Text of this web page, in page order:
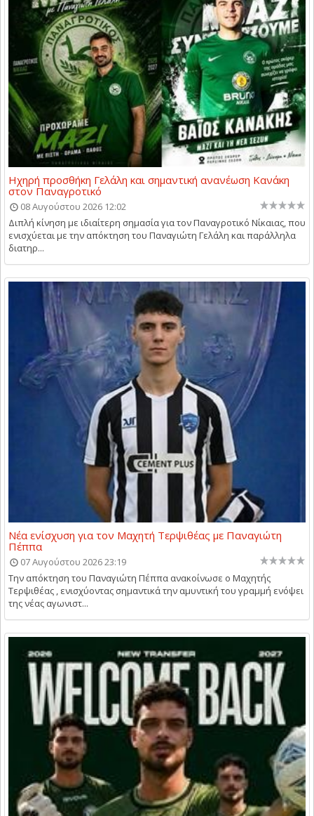
Ηχηρή προσθήκη Γελάλη και σημαντική ανανέωση Κανάκη
στον Παναγροτικό
08 Αυγούστου 2026 12:02
Διπλή κίνηση με ιδιαίτερη σημασία για τον Παναγροτικό Νίκαιας, που
ενισχύεται με την απόκτηση του Παναγιώτη Γελάλη και παράλληλα
διατηρ...
Νέα ενίσχυση για τον Μαχητή Τερψιθέας με Παναγιώτη
Πέππα
07 Αυγούστου 2026 23:19
Την απόκτηση του Παναγιώτη Πέππα ανακοίνωσε ο Μαχητής
Τερψιθέας , ενισχύοντας σημαντικά την αμυντική του γραμμή ενόψει
της νέας αγωνιστ...